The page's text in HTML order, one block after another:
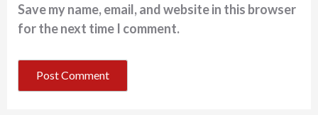
Save my name, email, and website in this browser
for the next time I comment.